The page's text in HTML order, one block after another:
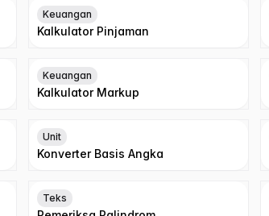
Keuangan
Kalkulator Pinjaman
Keuangan
Kalkulator Markup
Unit
Konverter Basis Angka
Teks